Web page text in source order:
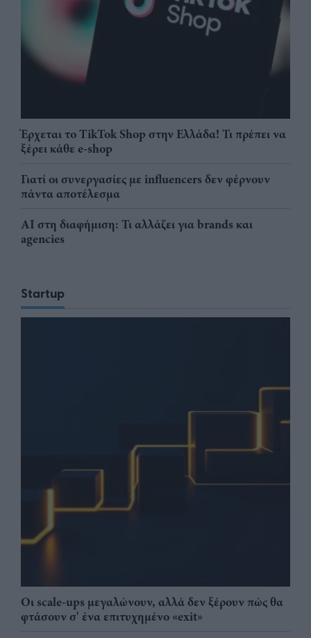
Έρχεται το TikTok Shop στην Ελλάδα! Τι πρέπει να
ξέρει κάθε e-shop
Γιατί οι συνεργασίες με influencers δεν φέρνουν
πάντα αποτέλεσμα
AI στη διαφήμιση: Τι αλλάζει για brands και
agencies
Startup
Οι scale-ups μεγαλώνουν, αλλά δεν ξέρουν πώς θα
φτάσουν σ' ένα επιτυχημένο «exit»